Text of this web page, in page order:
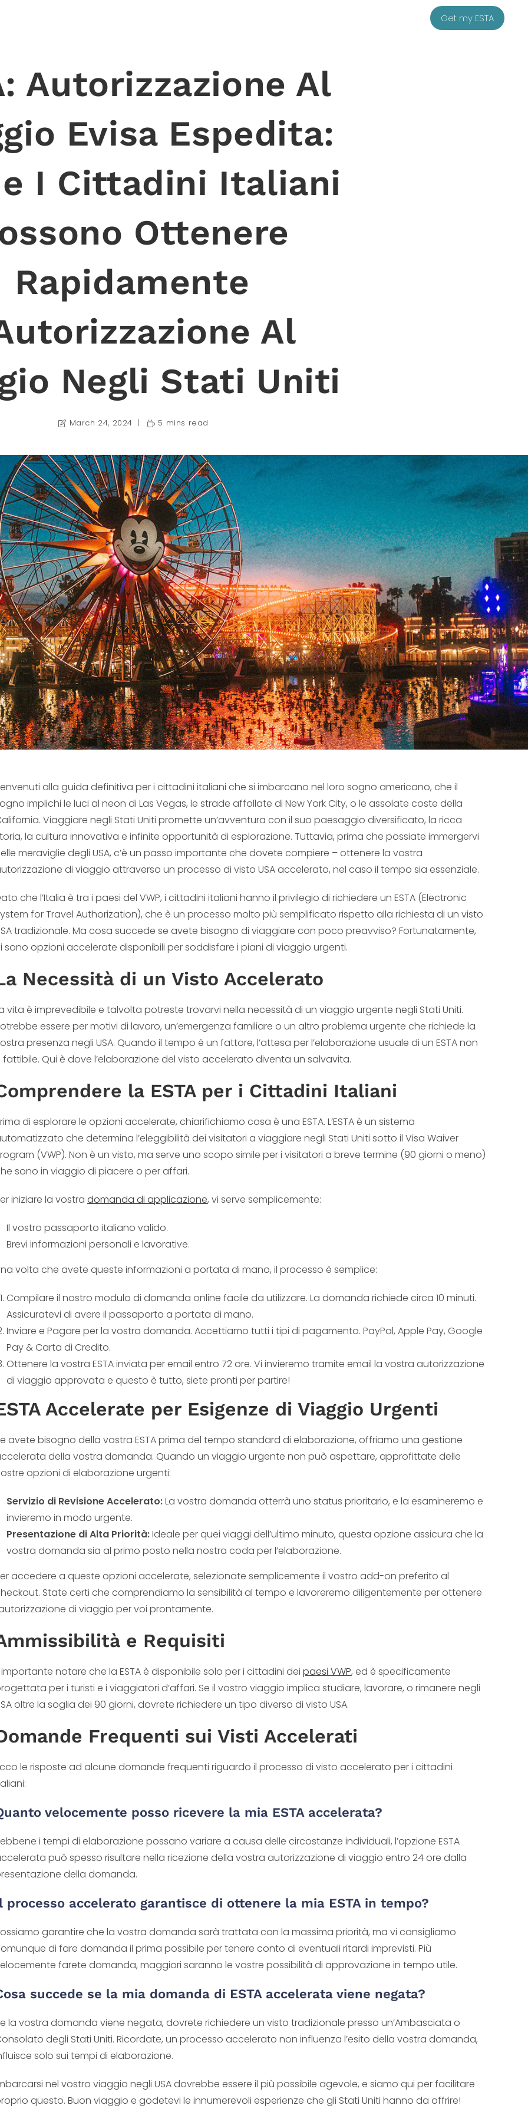
Get my ESTA
Autorizzazione Al
Evisa Espedita:
I Cittadini Italiani
Ottenere
Rapidamente
Al
Negli Stati Uniti
March 24, 2024 5 mins read
alla guida definitiva per i cittadini italiani che si imbarcano nel loro sogno americano, che il
implichi le luci al neon di Las Vegas, le strade affollate di New York City, o le assolate coste della
Viaggiare negli Stati Uniti promette un’avventura con il suo paesaggio diversificato, la ricca
la cultura innovativa e infinite opportunità di esplorazione. Tuttavia, prima che possiate immergervi
meraviglie degli USA, c’è un passo importante che dovete compiere – ottenere la vostra
di viaggio attraverso un processo di visto USA accelerato, nel caso il tempo sia essenziale.
che l’Italia è tra i paesi del VWP, i cittadini italiani hanno il privilegio di richiedere un ESTA (Electronic
for Travel Authorization), che è un processo molto più semplificato rispetto alla richiesta di un visto
tradizionale. Ma cosa succede se avete bisogno di viaggiare con poco preavviso? Fortunatamente,
sono opzioni accelerate disponibili per soddisfare i piani di viaggio urgenti.
Necessità di un Visto Accelerato
vita è imprevedibile e talvolta potreste trovarvi nella necessità di un viaggio urgente negli Stati Uniti.
essere per motivi di lavoro, un’emergenza familiare o un altro problema urgente che richiede la
presenza negli USA. Quando il tempo è un fattore, l’attesa per l’elaborazione usuale di un ESTA non
fattibile. Qui è dove l’elaborazione del visto accelerato diventa un salvavita.
la ESTA per i Cittadini Italiani
di esplorare le opzioni accelerate, chiarifichiamo cosa è una ESTA. L’ESTA è un sistema
che determina l’eleggibilità dei visitatori a viaggiare negli Stati Uniti sotto il Visa Waiver
(VWP). Non è un visto, ma serve uno scopo simile per i visitatori a breve termine (90 giorni o meno)
sono in viaggio di piacere o per affari.
iniziare la vostra domanda di applicazione, vi serve semplicemente:
Il vostro passaporto italiano valido.
Brevi informazioni personali e lavorative.
volta che avete queste informazioni a portata di mano, il processo è semplice:
Compilare il nostro modulo di domanda online facile da utilizzare. La domanda richiede circa 10 minuti.
Assicuratevi di avere il passaporto a portata di mano.
Inviare e Pagare per la vostra domanda. Accettiamo tutti i tipi di pagamento. PayPal, Apple Pay, Google
Pay & Carta di Credito.
Ottenere la vostra ESTA inviata per email entro 72 ore. Vi invieremo tramite email la vostra autorizzazione
di viaggio approvata e questo è tutto, siete pronti per partire!
Accelerate per Esigenze di Viaggio Urgenti
avete bisogno della vostra ESTA prima del tempo standard di elaborazione, offriamo una gestione
della vostra domanda. Quando un viaggio urgente non può aspettare, approfittate delle
opzioni di elaborazione urgenti:
Servizio di Revisione Accelerato:La vostra domanda otterrà uno status prioritario, e la esamineremo e
invieremo in modo urgente.
Presentazione di Alta Priorità:Ideale per quei viaggi dell’ultimo minuto, questa opzione assicura che la
vostra domanda sia al primo posto nella nostra coda per l’elaborazione.
accedere a queste opzioni accelerate, selezionate semplicemente il vostro add-on preferito al
State certi che comprendiamo la sensibilità al tempo e lavoreremo diligentemente per ottenere
di viaggio per voi prontamente.
e Requisiti
importante notare che la ESTA è disponibile solo per i cittadini dei paesi VWP, ed è specificamente
per i turisti e i viaggiatori d’affari. Se il vostro viaggio implica studiare, lavorare, o rimanere negli
oltre la soglia dei 90 giorni, dovrete richiedere un tipo diverso di visto USA.
Frequenti sui Visti Accelerati
le risposte ad alcune domande frequenti riguardo il processo di visto accelerato per i cittadini
velocemente posso ricevere la mia ESTA accelerata?
i tempi di elaborazione possano variare a causa delle circostanze individuali, l’opzione ESTA
può spesso risultare nella ricezione della vostra autorizzazione di viaggio entro 24 ore dalla
della domanda.
processo accelerato garantisce di ottenere la mia ESTA in tempo?
garantire che la vostra domanda sarà trattata con la massima priorità, ma vi consigliamo
di fare domanda il prima possibile per tenere conto di eventuali ritardi imprevisti. Più
farete domanda, maggiori saranno le vostre possibilità di approvazione in tempo utile.
succede se la mia domanda di ESTA accelerata viene negata?
la vostra domanda viene negata, dovrete richiedere un visto tradizionale presso un’Ambasciata o
degli Stati Uniti. Ricordate, un processo accelerato non influenza l’esito della vostra domanda,
solo sui tempi di elaborazione.
nel vostro viaggio negli USA dovrebbe essere il più possibile agevole, e siamo qui per facilitare
questo. Buon viaggio e godetevi le innumerevoli esperienze che gli Stati Uniti hanno da offrire!